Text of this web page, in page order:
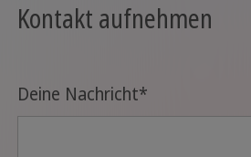
Kontakt aufnehmen
Deine Nachricht*